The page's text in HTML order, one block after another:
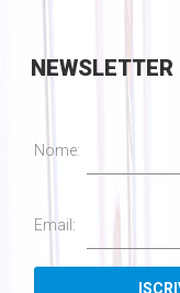
NEWSLETTER
Nome:
Email: